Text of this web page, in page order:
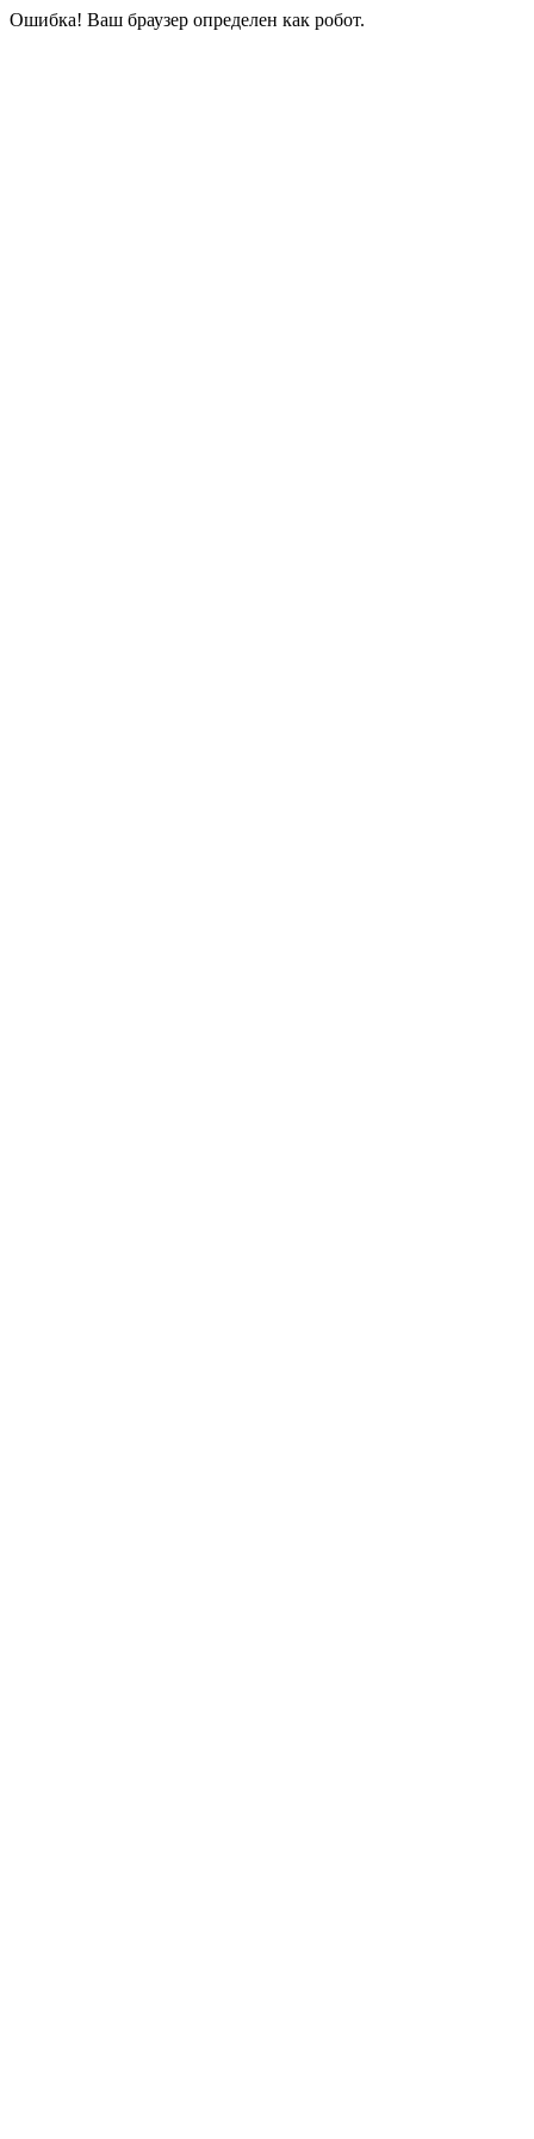
Ошибка! Ваш браузер определен как робот.